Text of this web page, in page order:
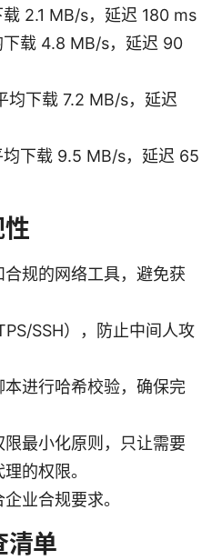
2.1 MB/s，延迟 180 ms
载 4.8 MB/s，延迟 90
均下载 7.2 MB/s，延迟
下载 9.5 MB/s，延迟 65
规的网络工具，避免获
SSH），防止中间人攻
进行哈希校验，确保完
最小化原则，只让需要
的权限。
业合规要求。
清单